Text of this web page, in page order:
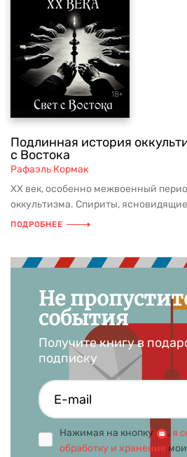
Подлинная история
с Востока
Рафаэль Кормак
XX век, особенно межвоенный
оккультизма. Спириты,
ПОДРОБНЕЕ
Не
события
Получите книгу в
подписку
Нажимая на кнопку , я
обработку и хранение